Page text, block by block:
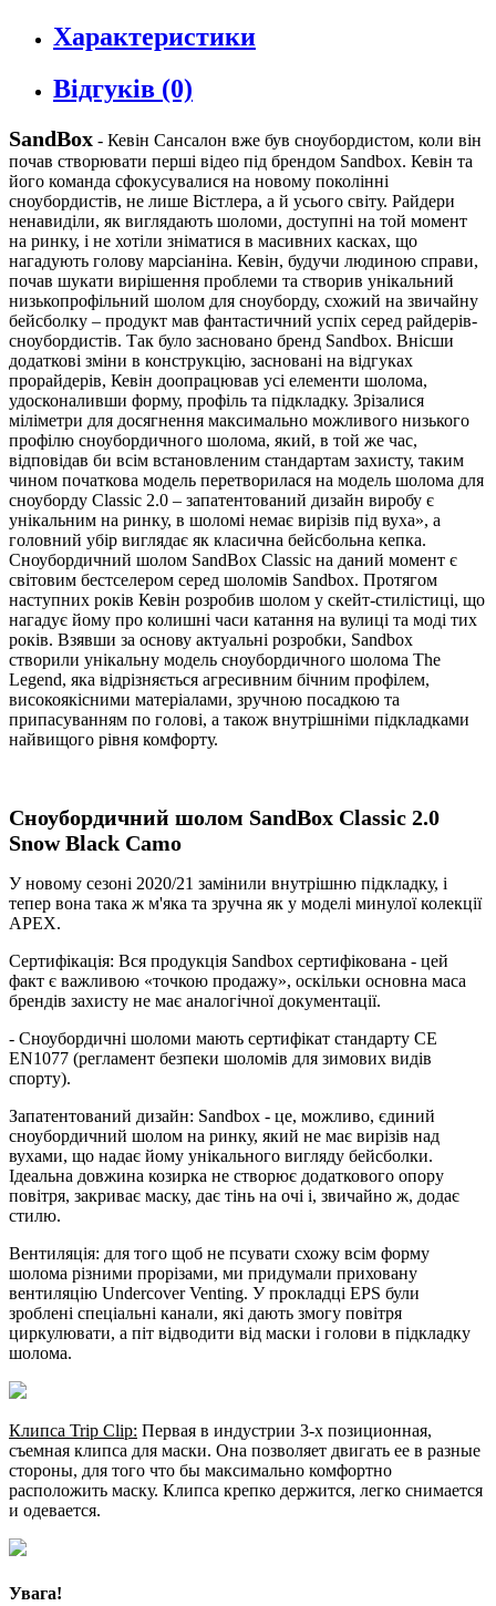
Характеристики
Відгуків (0)
SandBox - Кевін Сансалон вже був сноубордистом, коли він
почав створювати перші відео під брендом Sandbox. Кевін та
його команда сфокусувалися на новому поколінні
сноубордистів, не лише Вістлера, а й усього світу. Райдери
ненавиділи, як виглядають шоломи, доступні на той момент
на ринку, і не хотіли зніматися в масивних касках, що
нагадують голову марсіаніна. Кевін, будучи людиною справи,
почав шукати вирішення проблеми та створив унікальний
низькопрофільний шолом для сноуборду, схожий на звичайну
бейсболку – продукт мав фантастичний успіх серед райдерів-
сноубордистів. Так було засновано бренд Sandbox. Внісши
додаткові зміни в конструкцію, засновані на відгуках
прорайдерів, Кевін доопрацював усі елементи шолома,
удосконаливши форму, профіль та підкладку. Зрізалися
міліметри для досягнення максимально можливого низького
профілю сноубордичного шолома, який, в той же час,
відповідав би всім встановленим стандартам захисту, таким
чином початкова модель перетворилася на модель шолома для
сноуборду Classic 2.0 – запатентований дизайн виробу є
унікальним на ринку, в шоломі немає вирізів під вуха», а
головний убір виглядає як класична бейсбольна кепка.
Сноубордичний шолом SandBox Classic на даний момент є
світовим бестселером серед шоломів Sandbox. Протягом
наступних років Кевін розробив шолом у скейт-стилістиці, що
нагадує йому про колишні часи катання на вулиці та моді тих
років. Взявши за основу актуальні розробки, Sandbox
створили унікальну модель сноубордичного шолома The
Legend, яка відрізняється агресивним бічним профілем,
високоякісними матеріалами, зручною посадкою та
припасуванням по голові, а також внутрішніми підкладками
найвищого рівня комфорту.
Сноубордичний шолом SandBox Classic 2.0
Snow Black Camo
У новому сезоні 2020/21 замінили внутрішню підкладку, і
тепер вона така ж м'яка та зручна як у моделі минулої колекції
APEX.
Сертифікація: Вся продукція Sandbox сертифікована - цей
факт є важливою «точкою продажу», оскільки основна маса
брендів захисту не має аналогічної документації.
- Сноубордичні шоломи мають сертифікат стандарту CE
EN1077 (регламент безпеки шоломів для зимових видів
спорту).
Запатентований дизайн: Sandbox - це, можливо, єдиний
сноубордичний шолом на ринку, який не має вирізів над
вухами, що надає йому унікального вигляду бейсболки.
Ідеальна довжина козирка не створює додаткового опору
повітря, закриває маску, дає тінь на очі і, звичайно ж, додає
стилю.
Вентиляція: для того щоб не псувати схожу всім форму
шолома різними прорізами, ми придумали приховану
вентиляцію Undercover Venting. У прокладці EPS були
зроблені спеціальні канали, які дають змогу повітря
циркулювати, а піт відводити від маски і голови в підкладку
шолома.
Клипса Trip Clip: Первая в индустрии 3-х позиционная,
съемная клипса для маски. Она позволяет двигать ее в разные
стороны, для того что бы максимально комфортно
расположить маску. Клипса крепко держится, легко снимается
и одевается.
Увага!